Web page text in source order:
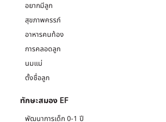
อยากมีลูก
สุขภาพครรภ์
อาหารคนท้อง
การคลอดลูก
นมแม่
ตั้งชื่อลูก
ทักษะสมอง EF
พัฒนาการเด็ก 0-1 ปี